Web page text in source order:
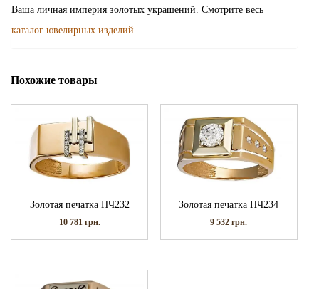
Ваша личная империя золотых украшений. Смотрите весь
каталог ювелирных изделий
Похожие товары
Золотая печатка ПЧ232
10 781 грн.
Золотая печатка ПЧ234
9 532грн.